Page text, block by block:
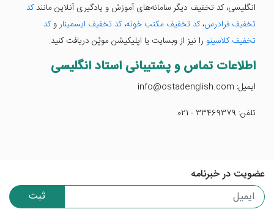
انگلیسی، کد تخفیف دیگر سامانه‌های آموزش و یادگیری آنلاین مانندکد
تخفیف فرادرس،کد تخفیف مکتب خونه،کد تخفیف ایسمیناروکد
تخفیف کلاسینو را نیز از وبسایت یا اپلیکیشن موپُن دریافت کنید.
اطلاعات تماس و پشتیبانی استاد انگلیسی
ایمیل: info@ostadenglish.com
تلفن: 33469379 - 021
عضویت در خبرنامه
ثبت